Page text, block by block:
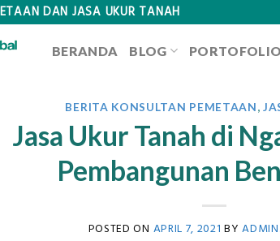
DAN JASA UKUR TANAH
BERANDA BLOG PORTOFOLIO
BERITA KONSULTAN PEMETAAN,
Jasa Ukur Tanah di
Pembangunan
POSTED ON APRIL 7, 2021 BY